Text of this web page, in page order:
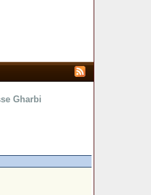
Gharbi